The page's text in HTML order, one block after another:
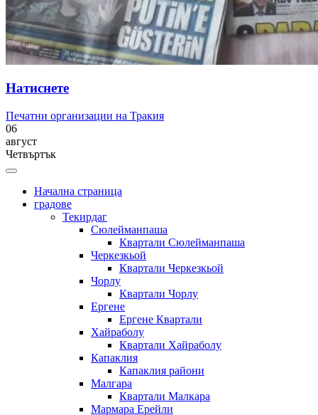
Натиснете
Печатни организации на Тракия
06
август
Четвъртък
Начална страница
градове
Текирдаг
Сюлейманпаша
Квартали Сюлейманпаша
Черкезкьой
Квартали Черкезкьой
Чорлу
Квартали Чорлу
Ергене
Ергене Квартали
Хайраболу
Квартали Хайраболу
Капаклия
Капаклия райони
Малгара
Квартали Малкара
Мармара Ерейли